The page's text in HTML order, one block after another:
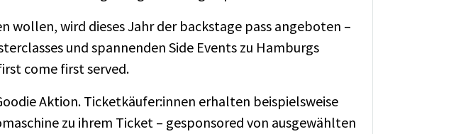
wollen, wird dieses Jahr der backstage pass angeboten –
und spannenden Side Events zu Hamburgs
come first served.
Aktion. Ticketkäufer:innen erhalten beispielsweise
zu ihrem Ticket – gesponsored von ausgewählten